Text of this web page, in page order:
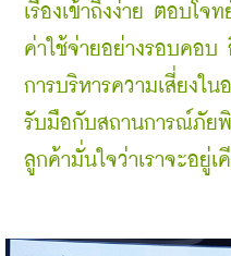
เรื่องเข้าถึงง่าย ตอบโจ
ค่าใช้จ่ายอย่างรอบคอบ
การบริหารความเสี่ยงใ
รับมือกับสถานการณ์ภัย
ลูกค้ามั่นใจว่าเราจะอยู่